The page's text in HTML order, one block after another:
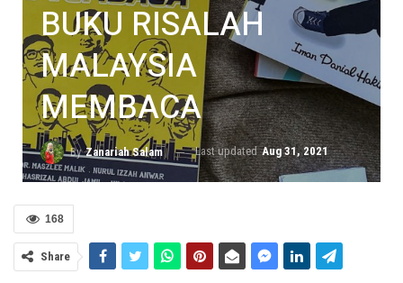
BUKU RISALAH
MALAYSIA
MEMBACA
ByZanariah Salam Last updatedAug 31, 2021
168
Share